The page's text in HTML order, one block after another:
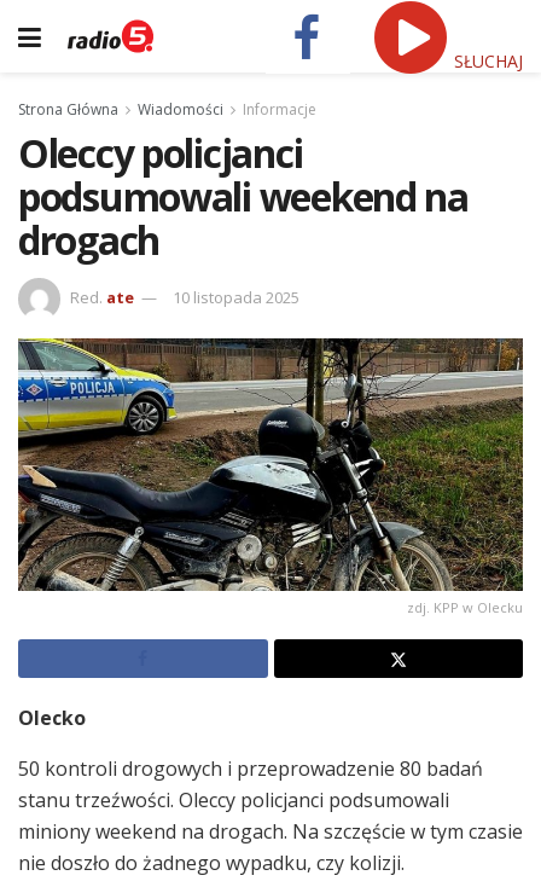
SŁUCHAJ
Strona Główna Wiadomości Informacje
Oleccy policjanci
podsumowali weekend na
drogach
Red. ate 10 listopada 2025
zdj. KPP w Olecku
Olecko
50 kontroli drogowych i przeprowadzenie 80 badań
stanu trzeźwości. Oleccy policjanci podsumowali
miniony weekend na drogach. Na szczęście w tym czasie
nie doszło do żadnego wypadku, czy kolizji.